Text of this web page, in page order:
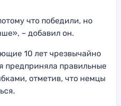
что победили, но
– добавил он.
10 лет чрезвычайно
предприняла правильные
отметив, что немцы